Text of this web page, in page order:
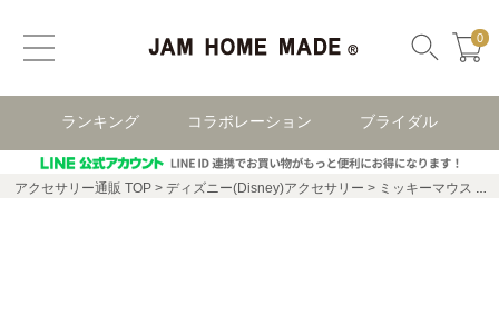
0
ランキング コラボレーション ブライダル
アクセサリー通販 TOP ディズニー(Disney)アクセサリー ミッキーマウス ディズニー